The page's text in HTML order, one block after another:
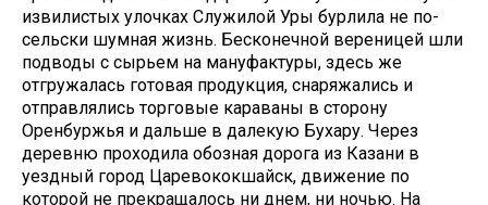
извилистых улочках Служилой Уры бурлила не по-
сельски шумная жизнь. Бесконечной вереницей шли
подводы с сырьем на мануфактуры, здесь же
отгружалась готовая продукция, снаряжались и
отправлялись торговые караваны в сторону
Оренбуржья и дальше в далекую Бухару. Через
деревню проходила обозная дорога из Казани в
уездный город Царевококшайск, движение по
которой не прекращалось ни днем, ни ночью. На